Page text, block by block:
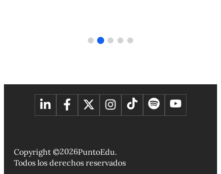
Copyright ©2026PuntoEdu.
Todos los derechos reservados